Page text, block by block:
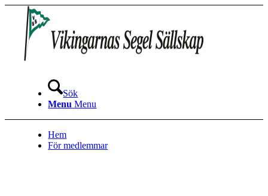
Sök
Menu Menu
Hem
För medlemmar